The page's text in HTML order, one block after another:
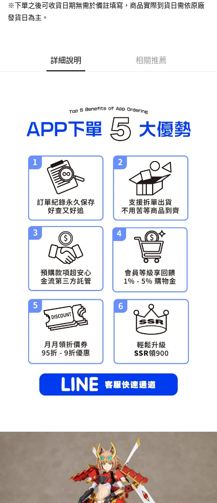
預購-7-11取貨付款(舊)
每筆NT$90，滿NT$3,000(含以上)免運費
預購-宅配(舊)
每筆NT$120，滿NT$3,000(含以上)免運費
預購-宅配(離島)(舊)
每筆NT$160，滿NT$3,000(含以上)免運費
東海門市自取，需自備購物袋取貨唷。
※下單之後可收貨日期無需於備註填寫，商品實際到貨日需依原廠
發貨日為主。
詳細說明 相關推薦